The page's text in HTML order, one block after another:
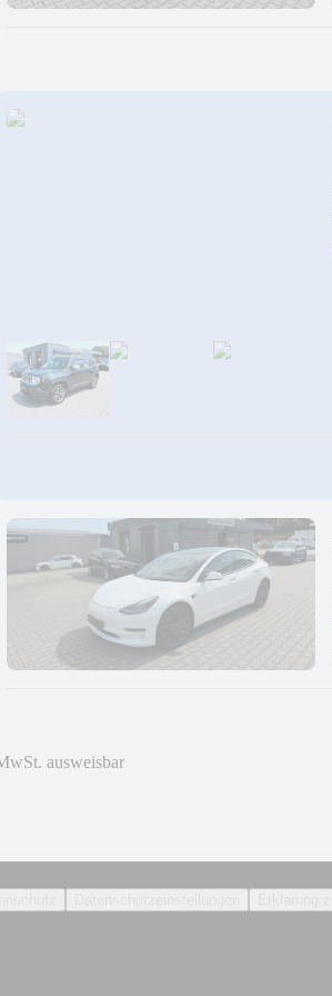
ausweisbar